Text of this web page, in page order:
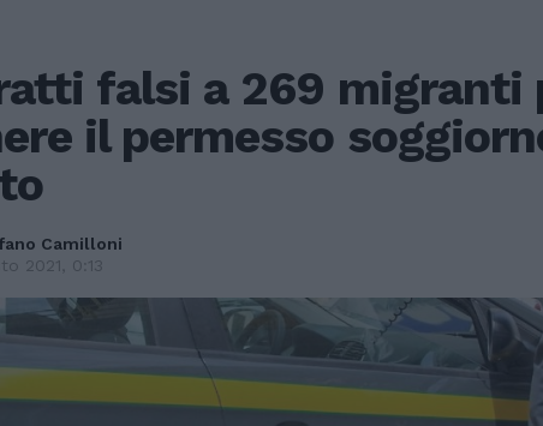
falsi a 269 migranti
il permesso
Camilloni
2021, 0:13